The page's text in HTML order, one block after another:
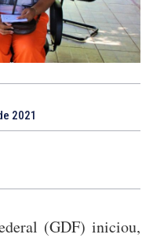
2021
(GDF) iniciou,